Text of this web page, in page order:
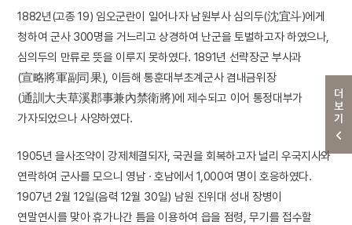
더보기
1882년(고종 19) 임오군란이 일어나자 남원부사 심의두(沈宜斗)에게
청하여 군사 300명을 거느리고 상경하여 난군을 토벌하고자 하였으나,
심의두의 만류로 뜻을 이루지 못하였다. 1891년 선략장군 부사과
(宣略將軍副司果), 이듬해 통훈대부초계군사 겸내금위장
(通訓大夫草溪郡事兼內禁衛將)에 제수되고 이어 통정대부가
가자되었으나 사양하였다.
1905년 을사조약이 강제체결되자, 국권을 회복하고자 널리 우국지사와
연락하여 군사를 모으니 영남 · 호남에서 1,000여 명이 호응하였다.
1907년 2월 12일(음력 12월 30일) 남원 진위대 성내 장병이
연말연시를 맞아 휴가나간 틈을 이용하여 읍을 점령, 무기를 접수할